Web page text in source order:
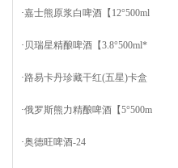
·嘉士熊原浆白啤酒【12°500ml
· 贝瑞星精酿啤酒【3.8°500ml*
·路易卡丹珍藏干红(五星)卡盒
·俄罗斯熊力精酿啤酒【5°500m
·奥德旺啤酒-24